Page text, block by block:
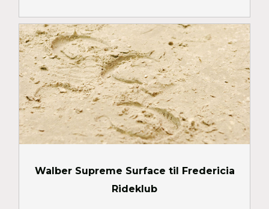
Walber Supreme Surface til Fredericia
Rideklub